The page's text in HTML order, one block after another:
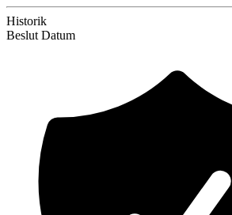
Historik
Beslut Datum